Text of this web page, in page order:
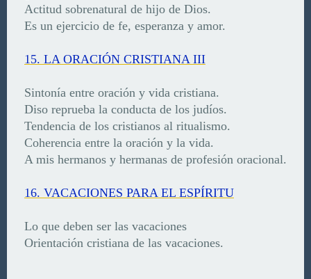
Actitud sobrenatural de hijo de Dios.
Es un ejercicio de fe, esperanza y amor.
15. LA ORACIÓN CRISTIANA III
Sintonía entre oración y vida cristiana.
Diso reprueba la conducta de los judíos.
Tendencia de los cristianos al ritualismo.
Coherencia entre la oración y la vida.
A mis hermanos y hermanas de profesión oracional.
16. VACACIONES PARA EL ESPÍRITU
Lo que deben ser las vacaciones
Orientación cristiana de las vacaciones.